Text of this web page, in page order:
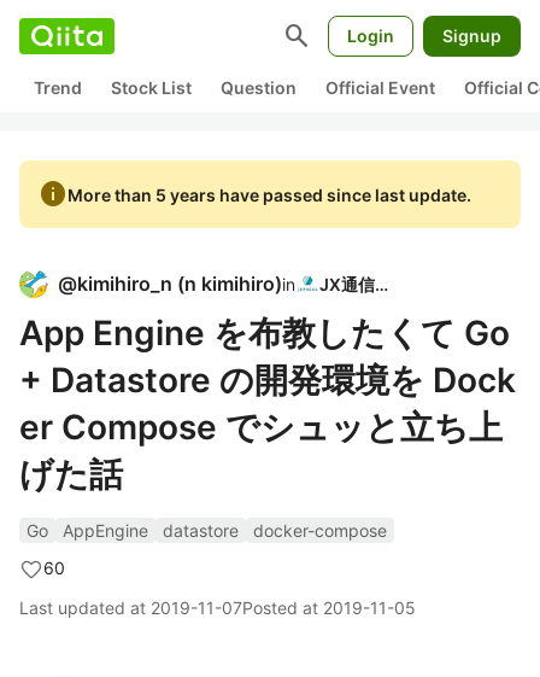
search Login Signup
Trend Stock List Question Official Event Official
infoMore than 5 years have passed since last update.
@kimihiro_n (n kimihiro)in JX通信社
App Engine を布教したくて Go
+ Datastore の開発環境を Dock
er Compose でシュッと立ち上
げた話
Go AppEngine datastore
docker-compose
60
Last updated at 2019-11-07Posted at 2019-11-05